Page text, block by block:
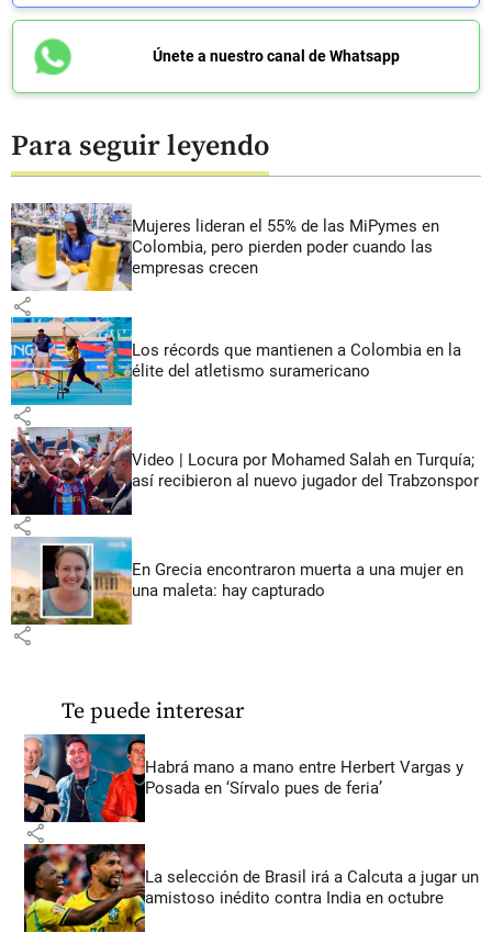
Únete a nuestro canal de Whatsapp
Para seguir leyendo
Mujeres lideran el 55% de las MiPymes en
Colombia, pero pierden poder cuando las
empresas crecen
share
Los récords que mantienen a Colombia en la
élite del atletismo suramericano
share
Video | Locura por Mohamed Salah en Turquía;
así recibieron al nuevo jugador del Trabzonspor
share
En Grecia encontraron muerta a una mujer en
una maleta: hay capturado
share
Te puede interesar
Habrá mano a mano entre Herbert Vargas y
Posada en ‘Sírvalo pues de feria’
share
La selección de Brasil irá a Calcuta a jugar un
amistoso inédito contra India en octubre